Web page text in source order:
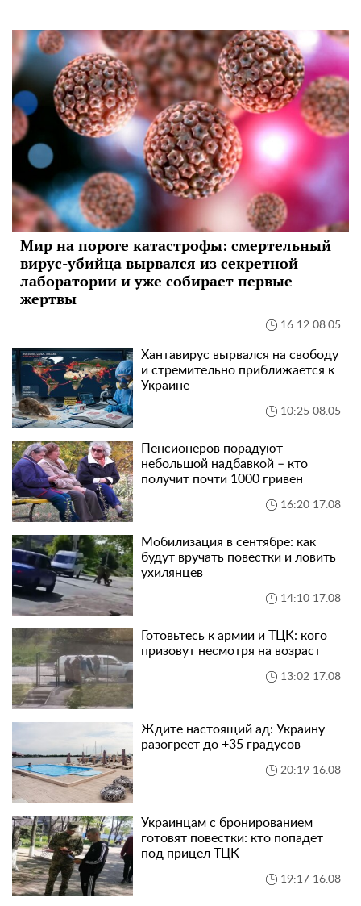
Мир на пороге катастрофы: смертельный
вирус-убийца вырвался из секретной
лаборатории и уже собирает первые
жертвы
16:12 08.05
Хантавирус вырвался на свободу
и стремительно приближается к
Украине
10:25 08.05
Пенсионеров порадуют
небольшой надбавкой – кто
получит почти 1000 гривен
16:20 17.08
Мобилизация в сентябре: как
будут вручать повестки и ловить
ухилянцев
14:10 17.08
Готовьтесь к армии и ТЦК: кого
призовут несмотря на возраст
13:02 17.08
Ждите настоящий ад: Украину
разогреет до +35 градусов
20:19 16.08
Украинцам с бронированием
готовят повестки: кто попадет
под прицел ТЦК
19:17 16.08